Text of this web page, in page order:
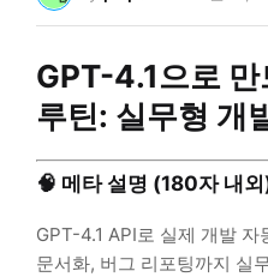
GPT-4.1으로
루틴: 실무형 개
🧠 메타 설명 (180자 내
GPT-4.1 API로 실제 개발
문서화, 버그 리포팅까지 실